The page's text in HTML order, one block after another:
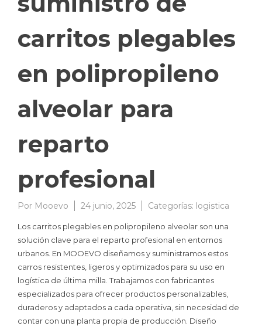
carritos plegables
en polipropileno
alveolar para
reparto
profesional
Por Mooevo 24 junio, 2025 Categorías: logistica
Los carritos plegables en polipropileno alveolar son una
solución clave para el reparto profesional en entornos
urbanos. En MOOEVO diseñamos y suministramos estos
carros resistentes, ligeros y optimizados para su uso en
logística de última milla. Trabajamos con fabricantes
especializados para ofrecer productos personalizables,
duraderos y adaptados a cada operativa, sin necesidad de
contar con una planta propia de producción. Diseño